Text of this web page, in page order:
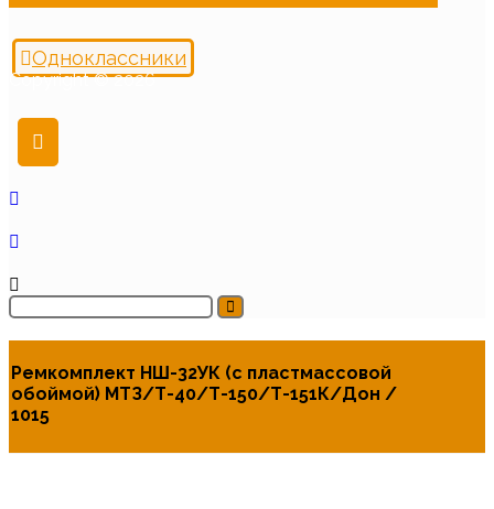
Одноклассники
Copyright © 2026
Ремкомплект НШ-32УК (с пластмассовой
обоймой) МТЗ/Т-40/Т-150/Т-151К/Дон /
1015